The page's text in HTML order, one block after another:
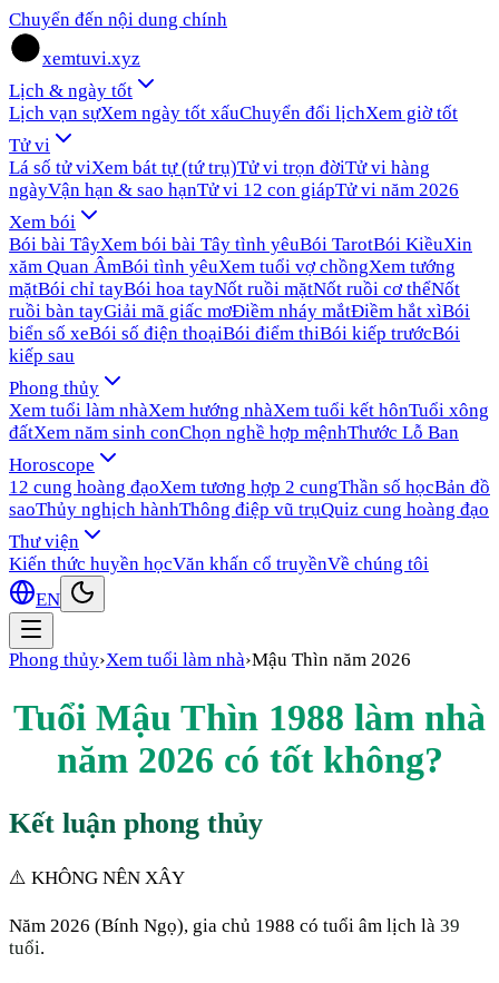
Chuyển đến nội dung chính
xemtuvi.xyz
Lịch & ngày tốt
Lịch vạn sựXem ngày tốt xấuChuyển đổi lịchXem giờ tốt
Tử vi
Lá số tử viXem bát tự (tứ trụ)Tử vi trọn đờiTử vi hàng
ngàyVận hạn & sao hạnTử vi 12 con giápTử vi năm 2026
Xem bói
Bói bài TâyXem bói bài Tây tình yêuBói TarotBói KiềuXin
xăm Quan ÂmBói tình yêuXem tuổi vợ chồngXem tướng
mặtBói chỉ tayBói hoa tayNốt ruồi mặtNốt ruồi cơ thểNốt
ruồi bàn tayGiải mã giấc mơĐiềm nháy mắtĐiềm hắt xìBói
biển số xeBói số điện thoạiBói điểm thiBói kiếp trướcBói
kiếp sau
Phong thủy
Xem tuổi làm nhàXem hướng nhàXem tuổi kết hônTuổi xông
đấtXem năm sinh conChọn nghề hợp mệnhThước Lỗ Ban
Horoscope
12 cung hoàng đạoXem tương hợp 2 cungThần số họcBản đồ
saoThủy nghịch hànhThông điệp vũ trụQuiz cung hoàng đạo
Thư viện
Kiến thức huyền họcVăn khấn cổ truyềnVề chúng tôi
EN
Phong thủy›Xem tuổi làm nhà›Mậu Thìn năm 2026
Tuổi Mậu Thìn 1988 làm nhà
năm 2026 có tốt không?
Kết luận phong thủy
⚠️ KHÔNG NÊN XÂY
Năm 2026 (Bính Ngọ), gia chủ 1988 có tuổi âm lịch là 39
tuổi.